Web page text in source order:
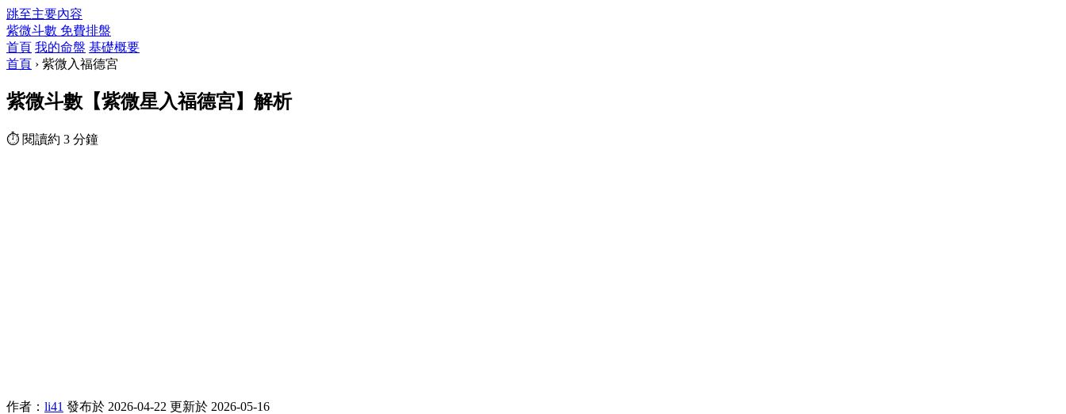
跳至主要內容
紫微斗數 免費排盤
首頁 我的命盤 基礎概要
首頁 › 紫微入福德宮
紫微斗數【紫微星入福德宮】解析
⏱ 閱讀約 3 分鐘
作者： li41 發布於 2026-04-22 更新於 2026-05-16